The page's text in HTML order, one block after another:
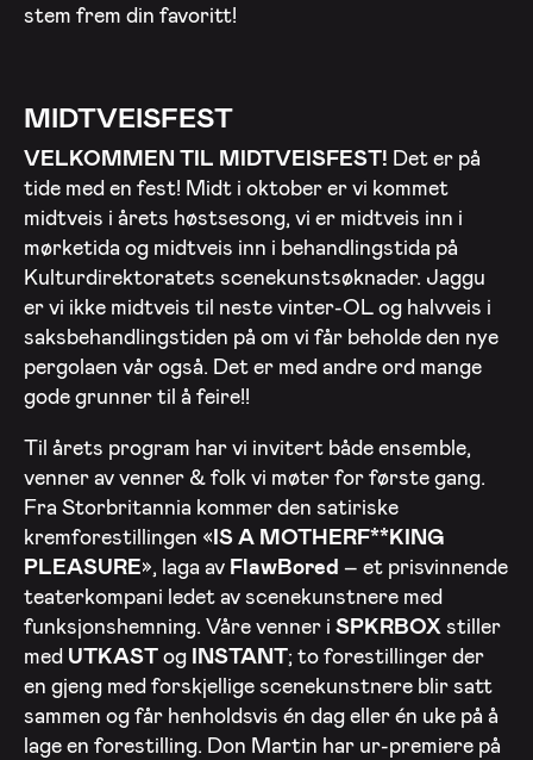
stem frem din favoritt!
MIDTVEISFEST
VELKOMMEN TIL MIDTVEISFEST! Det er på
tide med en fest! Midt i oktober er vi kommet
midtveis i årets høstsesong, vi er midtveis inn i
mørketida og midtveis inn i behandlingstida på
Kulturdirektoratets scenekunstsøknader. Jaggu
er vi ikke midtveis til neste vinter-OL og halvveis i
saksbehandlingstiden på om vi får beholde den nye
pergolaen vår også. Det er med andre ord mange
gode grunner til å feire!!
Til årets program har vi invitert både ensemble,
venner av venner & folk vi møter for første gang.
Fra Storbritannia kommer den satiriske
kremforestillingen «IS A MOTHERF**KING
PLEASURE», laga av FlawBored – et prisvinnende
teaterkompani ledet av scenekunstnere med
funksjonshemning. Våre venner i SPKRBOX stiller
med UTKASTog INSTANT; to forestillinger der
en gjeng med forskjellige scenekunstnere blir satt
sammen og får henholdsvis én dag eller én uke på å
lage en forestilling. Don Martin har ur-premiere på